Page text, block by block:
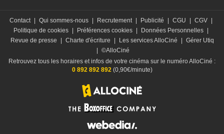
Contact Qui sommes-nous Recrutement Publicité CGU CGV
Politique de cookies
Préférences cookies Données Personnelles
Revue de presse
Charte d'écriture Les services AlloCiné
Gérer Utiq
©AlloCiné
Retrouvez tous les horaires et infos de votre cinéma sur le numéro AlloCiné :
0 892 892 892(0,90€/minute)